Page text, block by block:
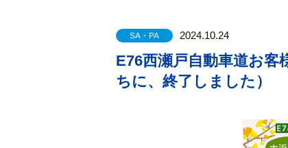
SA・PA 2024.10.24
E76西瀬戸自動車道お客
ちに、終了しました）